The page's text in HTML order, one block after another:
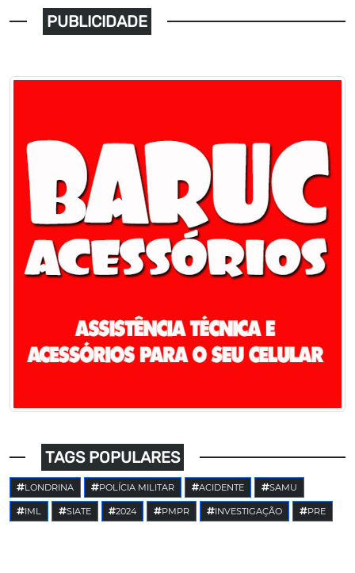
PUBLICIDADE
TAGS POPULARES
LONDRINA POLÍCIA MILITAR ACIDENTE SAMU
IML SIATE 2024 PMPR INVESTIGAÇÃO PRE